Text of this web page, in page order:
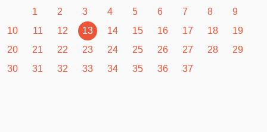
1 2 3 4 5 6 7 8
9
10
11 12 13 14 15 16 17 18
19
20
21 22 23 24 25 26 27 28
29
30
31 32 33 34 35 36 37